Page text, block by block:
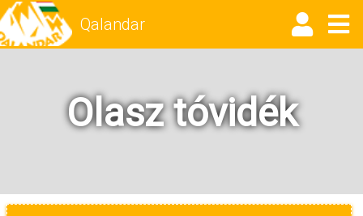
Qalandar
Olasz tóvidék